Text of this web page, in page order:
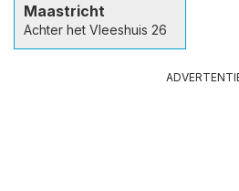
Maastricht
Achter het Vleeshuis 26